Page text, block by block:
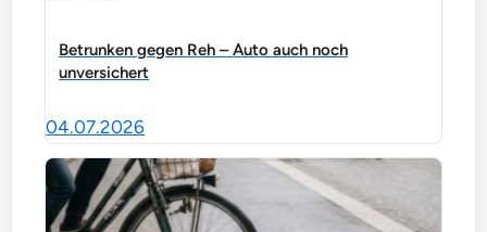
Betrunken gegen Reh – Auto auch noch
unversichert
04.07.2026